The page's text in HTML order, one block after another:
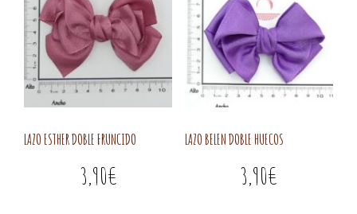
LAZO ESTHER DOBLE FRUNCIDO
3,90€
LAZO BELEN DOBLE HUECOS
3,90€